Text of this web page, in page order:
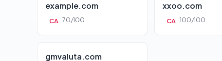
example.com
CA 70/100
xxoo.com
CA 100/100
gmvaluta.com